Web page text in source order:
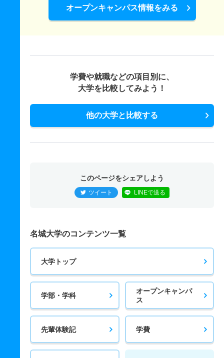
オープンキャンパス情報をみる
学費や就職などの項目別に、
大学を比較してみよう！
他の大学と比較する
このページをシェアしよう
ツイート LINEで送る
名城大学のコンテンツ一覧
大学トップ
学部・学科
オープンキャンパ
ス
先輩体験記 学費